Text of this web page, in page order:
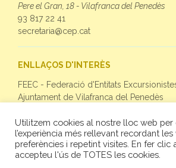
Pere el Gran, 18 - Vilafranca del Penedès
93 817 22 41
secretaria@cep.cat
ENLLAÇOS D'INTERÈS
FEEC - Federació d'Entitats
Ajuntament de Vilafranca del Penedès
SEGUEIX-NOS
Facebook
Twitter
Utilitzem cookies al nostre lloc web per
l’experiència més rellevant recordant
preferències i repetint visites. En fer clic
accepteu l'ús de TOTES les cookies.